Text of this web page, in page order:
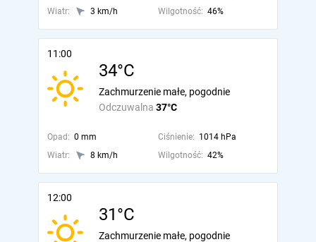
Wiatr:
3 km/h Wilgotność: 46%
11:00
34°C
Odczuwalna 37°C
Zachmurzenie małe, pogodnie
Opad: 0 mm Ciśnienie: 1014 hPa
Wiatr:
8 km/h Wilgotność: 42%
12:00
31°C
Zachmurzenie małe, pogodnie